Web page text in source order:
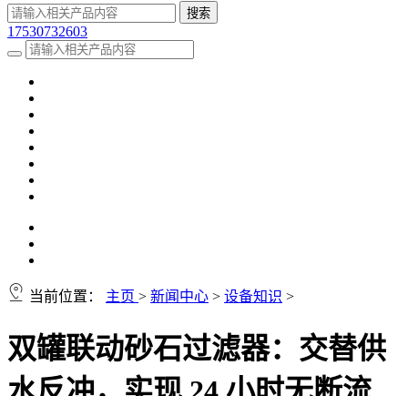
17530732603
当前位置： 主页 > 新闻中心 > 设备知识 >
双罐联动砂石过滤器：交替供